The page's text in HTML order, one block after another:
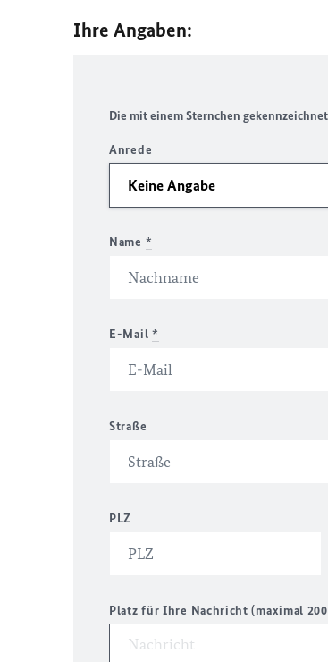
Ihre Angaben:
Die mit einem Sternchen
Anrede
Name *
E-Mail *
Straße
PLZ
Platz für Ihre Nachricht (maximal